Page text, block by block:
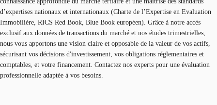
d’expertises nationaux et internationaux (Charte de l’Expertise en Evaluation
Immobilière, RICS Red Book, Blue Book européen). Grâce à notre accès
exclusif aux données de transactions du marché et nos études trimestrielles,
nous vous apportons une vision claire et opposable de la valeur de vos actifs,
sécurisant vos décisions d'investissement, vos obligations réglementaires et
comptables, et votre financement. Contactez nos experts pour une évaluation
professionnelle adaptée à vos besoins.